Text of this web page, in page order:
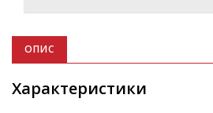
ОПИС
Характеристики